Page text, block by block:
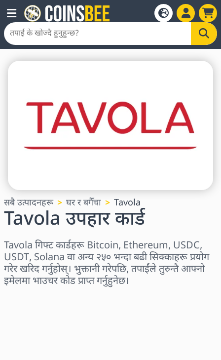
सबै उत्पादनहरू घर र बगैँचा Tavola
Tavola उपहार कार्ड
Tavola गिफ्ट कार्डहरू Bitcoin, Ethereum, USDC,
USDT, Solana वा अन्य २५० भन्दा बढी सिक्काहरू प्रयोग
गरेर खरिद गर्नुहोस्। भुक्तानी गरेपछि, तपाईंले तुरुन्तै आफ्नो
इमेलमा भाउचर कोड प्राप्त गर्नुहुनेछ।